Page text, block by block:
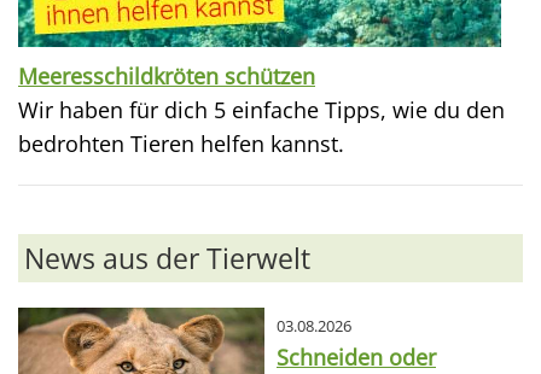
Meeresschildkröten schützen
Wir haben für dich 5 einfache Tipps, wie du den
bedrohten Tieren helfen kannst.
News aus der Tierwelt
03.08.2026
Schneiden oder